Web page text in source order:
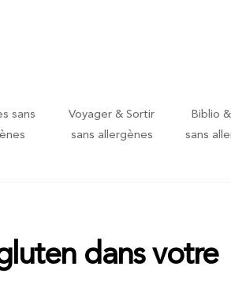
sans
Voyager & Sortir
sans allergènes
Biblio
sans
dans votre